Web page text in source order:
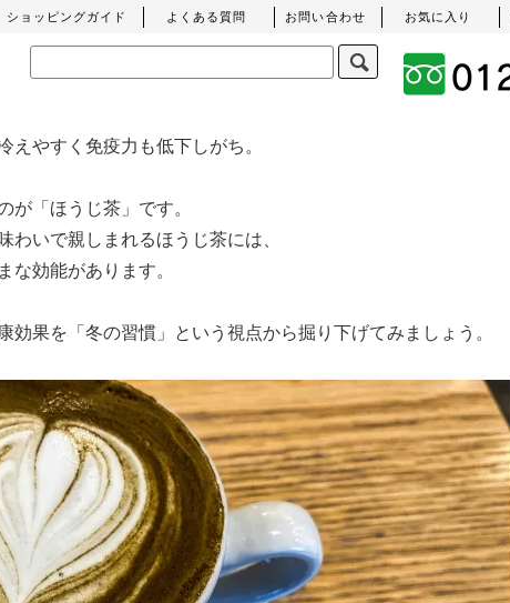
ショッピングガイド よくある質問 お問い合わせ お気に入り
えやすく免疫力も低下しがち。
が「ほうじ茶」です。
わいで親しまれるほうじ茶には、
な効能があります。
効果を「冬の習慣」という視点から掘り下げてみましょう。